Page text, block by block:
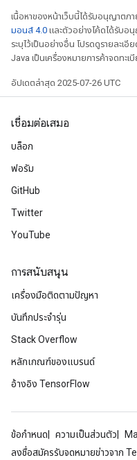
เนื้อหาของหน้าเว็บนี้ได้รับอนุญาตภา
มอนส์ 4.0 และตัวอย่างโค้ดได้รับอ
ระบุไว้เป็นอย่างอื่น โปรดดูรายละเอี
Java เป็นเครื่องหมายการค้าจดทะ
อัปเดตล่าสุด 2025-07-26 UTC
เชื่อมต่อเสมอ
บล็อก
ฟอรัม
GitHub
Twitter
YouTube
การสนับสนุน
เครื่องมือติดตามปัญหา
บันทึกประจำรุ่น
Stack Overflow
หลักเกณฑ์ของแบรนด์
อ้างอิง TensorFlow
ข้อกำหนด ความเป็นส่วนตัว
ลงชื่อสมัครรับจดหมายข่าวจาก